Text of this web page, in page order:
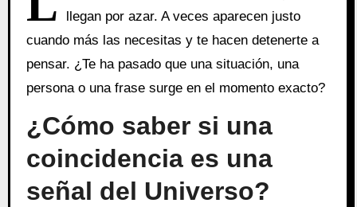
llegan por azar. A veces aparecen justo
cuando más las necesitas y te hacen detenerte a
pensar. ¿Te ha pasado que una situación, una
persona o una frase surge en el momento exacto?
¿Cómo saber si una
coincidencia es una
señal del Universo?